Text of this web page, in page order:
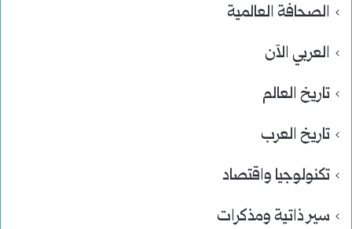
الصحافة العالمية
العربي الآن
تاريخ العالم
تاريخ العرب
تكنولوجيا واقتصاد
سير ذاتية ومذكرات